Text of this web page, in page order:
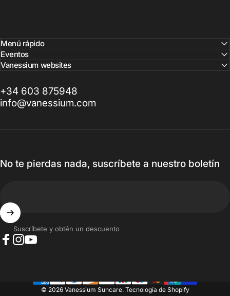
Menú rápido
Eventos
Vanessium websites
+34 603 875948
info@vanessium.com
No te pierdas nada, suscríbete a nuestro boletín
Suscríbete y obtén un descuento
© 2026 Vanessium Suncare. Tecnología de Shopify